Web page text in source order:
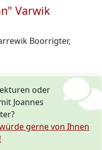
Varwik
Boorrigter,
oder
Joannes
gerne von Ihnen